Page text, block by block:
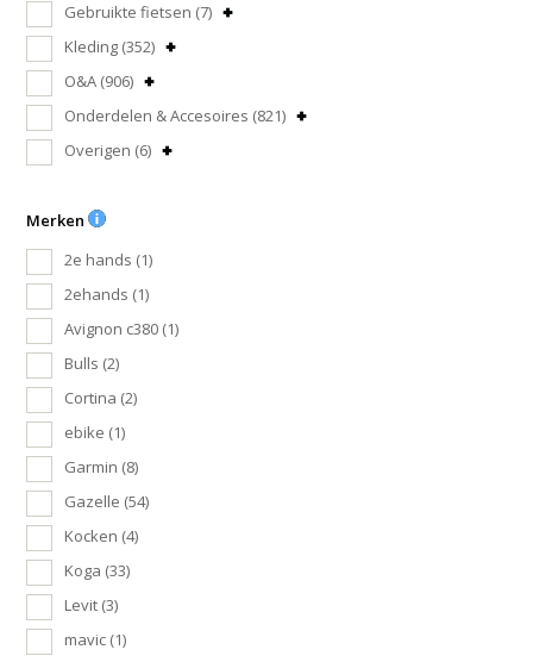
Gebruikte fietsen (7)
Kleding (352)
O&A (906)
Onderdelen & Accesoires (821)
Overigen (6)
Merken
2e hands (1)
2ehands (1)
Avignon c380 (1)
Bulls (2)
Cortina (2)
ebike (1)
Garmin (8)
Gazelle (54)
Kocken (4)
Koga (33)
Levit (3)
mavic (1)